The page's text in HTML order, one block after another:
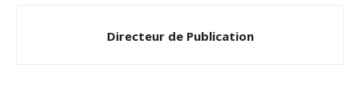
Directeur de Publication